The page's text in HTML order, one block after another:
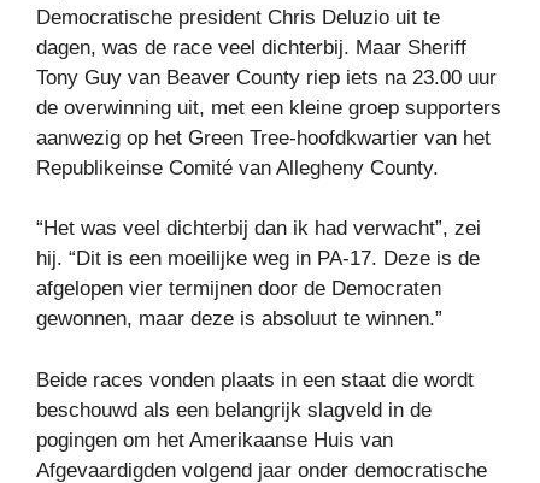
Democratische president Chris Deluzio uit te
dagen, was de race veel dichterbij. Maar Sheriff
Tony Guy van Beaver County riep iets na 23.00 uur
de overwinning uit, met een kleine groep supporters
aanwezig op het Green Tree-hoofdkwartier van het
Republikeinse Comité van Allegheny County.
“Het was veel dichterbij dan ik had verwacht”, zei
hij. “Dit is een moeilijke weg in PA-17. Deze is de
afgelopen vier termijnen door de Democraten
gewonnen, maar deze is absoluut te winnen.”
Beide races vonden plaats in een staat die wordt
beschouwd als een belangrijk slagveld in de
pogingen om het Amerikaanse Huis van
Afgevaardigden volgend jaar onder democratische